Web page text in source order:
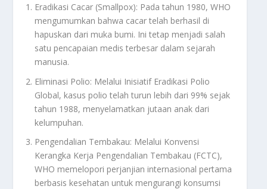
Eradikasi Cacar (Smallpox): Pada tahun 1980, WHO
mengumumkan bahwa cacar telah berhasil di
hapuskan dari muka bumi. Ini tetap menjadi salah
satu pencapaian medis terbesar dalam sejarah
manusia.
Eliminasi Polio: Melalui Inisiatif Eradikasi Polio
Global, kasus polio telah turun lebih dari 99% sejak
tahun 1988, menyelamatkan jutaan anak dari
kelumpuhan.
Pengendalian Tembakau: Melalui Konvensi
Kerangka Kerja Pengendalian Tembakau (FCTC),
WHO memelopori perjanjian internasional pertama
berbasis kesehatan untuk mengurangi konsumsi